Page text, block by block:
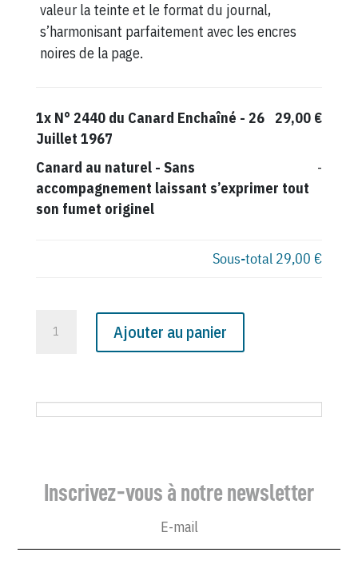
valeur la teinte et le format du journal,
s’harmonisant parfaitement avec les encres
noires de la page.
1x N° 2440 du Canard Enchaîné - 26
Juillet 1967
29,00 €
Canard au naturel- Sans
accompagnement laissant s’exprimer tout
son fumet originel
-
Sous-total 29,00 €
du
26
Ajouter au panier
Inscrivez-vous à notre newsletter